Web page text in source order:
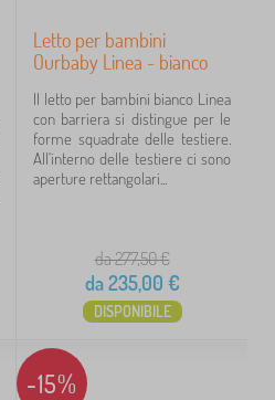
Letto per bambini
Ourbaby Linea - bianco
Il letto per bambini bianco Linea
con barriera si distingue per le
forme squadrate delle testiere.
All'interno delle testiere ci sono
aperture rettangolari...
da 277,50€
da235,00 €
DISPONIBILE
-15%